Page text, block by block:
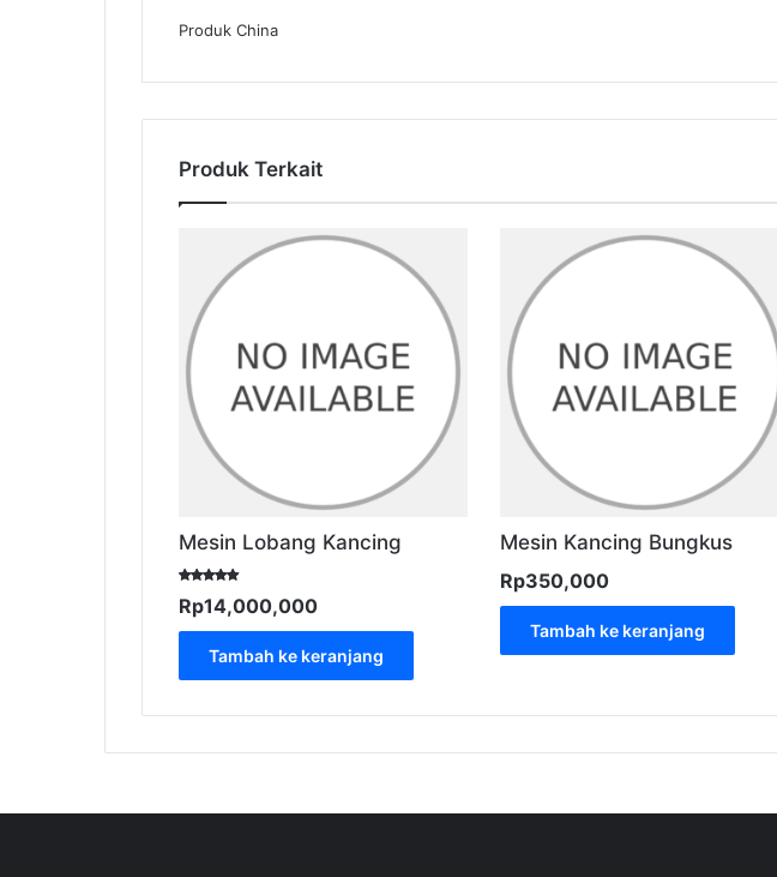
Produk China
Produk Terkait
Mesin Lobang Kancing
5.00
dari 5
Rp14,000,000
Tambah ke keranjang
Mesin Kancing Bungkus
Rp350,000
Tambah ke keranjang